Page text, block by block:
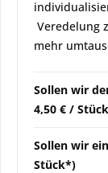
Veredelung
mehr
Sollen wir
4,50 € /
Sollen wir
Stück*)